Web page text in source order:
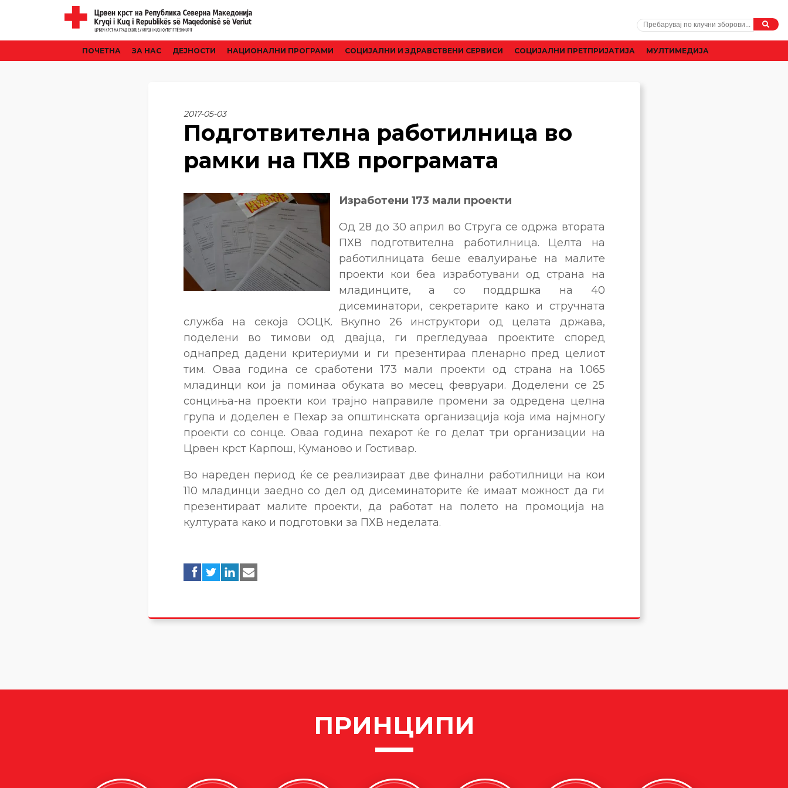
ПОЧЕТНА ЗА НАС ДЕЈНОСТИ НАЦИОНАЛНИ ПРОГРАМИ CОЦИЈАЛНИ И ЗДРАВСТВЕНИ СЕРВИСИ СОЦИЈАЛНИ ПРЕТПРИЈАТИЈА МУЛТИМЕДИЈА
2017-05-03
Подготвителна работилница во
рамки на ПХВ програмата
Изработени 173 мали проекти
Од 28 до 30 април во Струга се одржа втората
ПХВ подготвителна работилница. Целта на
работилницата беше евалуирање на малите
проекти кои беа изработувани од страна на
младинците, а со поддршка на 40
дисеминатори, секретарите како и стручната
служба на секоја ООЦК. Вкупно 26 инструктори од целата држава,
поделени во тимови од двајца, ги прегледуваа проектите според
однапред дадени критериуми и ги презентираа пленарно пред целиот
тим. Оваа година се сработени 173 мали проекти од страна на 1.065
младинци кои ја поминаа обуката во месец февруари. Доделени се 25
сонциња-на проекти кои трајно направиле промени за одредена целна
група и доделен е Пехар за општинската организација која има најмногу
проекти со сонце. Оваа година пехарот ќе го делат три организации на
Црвен крст Карпош, Куманово и Гостивар.
Во нареден период ќе се реализираат две финални работилници на кои
110 младинци заедно со дел од дисеминаторите ќе имаат можност да ги
презентираат малите проекти, да работат на полето на промоција на
културата како и подготовки за ПХВ неделата.
ПРИНЦИПИ